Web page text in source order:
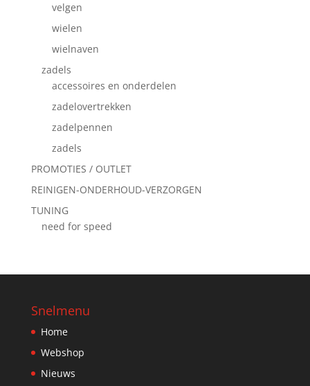
velgen
wielen
wielnaven
zadels
accessoires en onderdelen
zadelovertrekken
zadelpennen
zadels
PROMOTIES / OUTLET
REINIGEN-ONDERHOUD-VERZORGEN
TUNING
need for speed
Snelmenu
Home
Webshop
Nieuws